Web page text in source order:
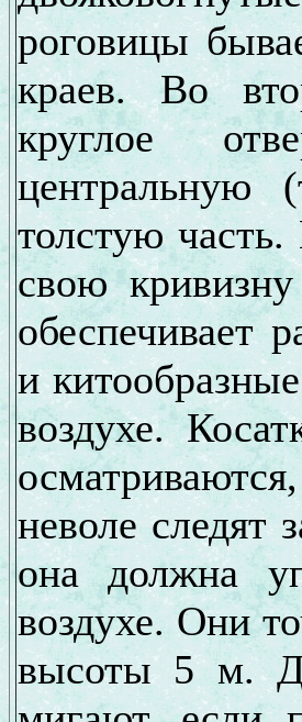
роговицы
краев. Во
круглое
центральную
толстую
свою
обеспечивает
и
воздухе.
неволе следят
она должна
воздухе. Они
высоты 5 м.